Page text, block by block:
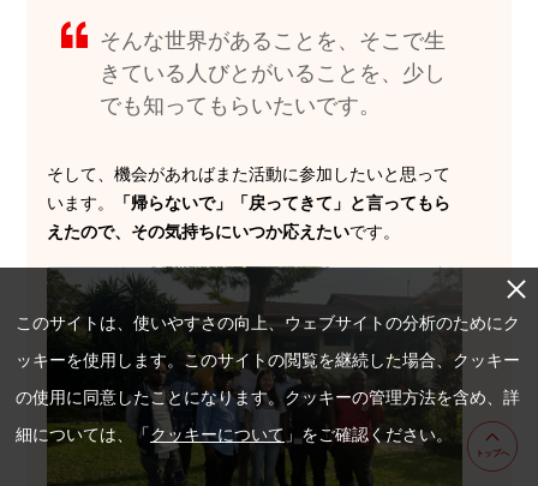
そんな世界があることを、そこで生
きている人びとがいることを、少し
でも知ってもらいたいです。
そして、機会があればまた活動に参加したいと思って
います。
「帰らないで」「戻ってきて」と言ってもら
えたので、その気持ちにいつか応えたいです。
トップへ
このサイトは、使いやすさの向上、ウェブサイトの分析のためにク
ッキーを使用します。このサイトの閲覧を継続した場合、クッキー
の使用に同意したことになります。クッキーの管理方法を含め、詳
細については、「クッキーについて 」をご確認ください。